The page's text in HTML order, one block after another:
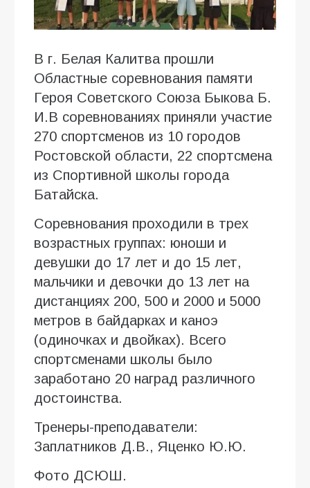
В г. Белая Калитва прошли
Областные соревнования памяти
Героя Советского Союза Быкова Б.
И.В соревнованиях приняли участие
270 спортсменов из 10 городов
Ростовской области, 22 спортсмена
из Спортивной школы города
Батайска.
Соревнования проходили в трех
возрастных группах: юноши и
девушки до 17 лет и до 15 лет,
мальчики и девочки до 13 лет на
дистанциях 200, 500 и 2000 и 5000
метров в байдарках и каноэ
(одиночках и двойках). Всего
спортсменами школы было
заработано 20 наград различного
достоинства.
Тренеры-преподаватели:
Заплатников Д.В., Яценко Ю.Ю.
Фото ДСЮШ.